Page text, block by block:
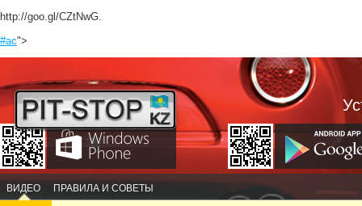
http://goo.gl/CZtNwG.
#ас">
ВИДЕО ПРАВИЛА И СОВЕТЫ